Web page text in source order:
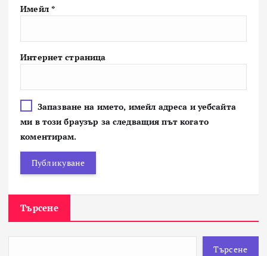
Имейл *
Интернет страница
Запазване на името, имейл адреса и уебсайта
ми в този браузър за следващия път когато
коментирам.
Търсене
Търсене